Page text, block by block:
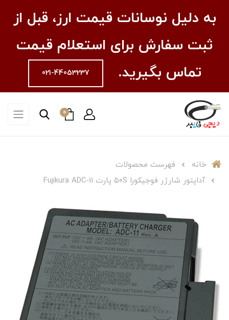
به دلیل نوسانات قیمت ارز، قبل از
ثبت سفارش برای استعلام قیمت
تماس بگیرید.
021-44053237
0
خانه
فهرست محصولات
آداپتور شارژر فوجیکورا ۵۰S پارت Fujikura ADC‑11